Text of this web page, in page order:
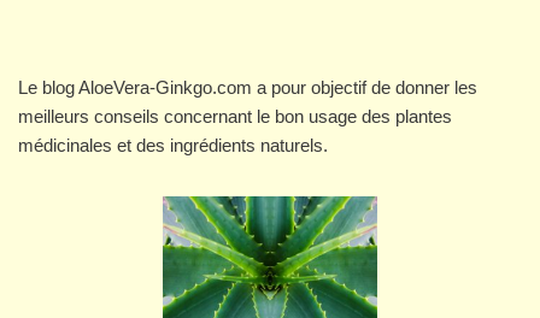
Le blog AloeVera-Ginkgo.com a pour objectif de donner les
meilleurs conseils concernant le bon usage des plantes
médicinales et des ingrédients naturels.